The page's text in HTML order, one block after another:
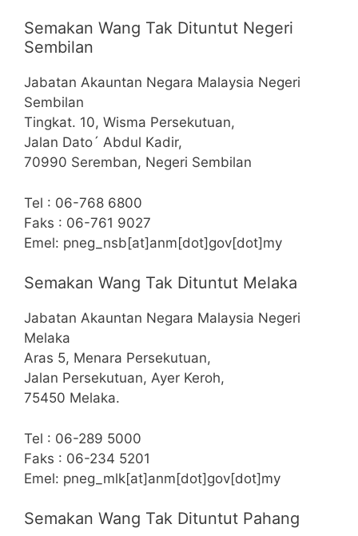
Semakan Wang Tak Dituntut Negeri
Sembilan
Jabatan Akauntan Negara Malaysia Negeri
Sembilan
Tingkat. 10, Wisma Persekutuan,
Jalan Dato´ Abdul Kadir,
70990 Seremban, Negeri Sembilan
Tel : 06-768 6800
Faks : 06-761 9027
Emel: pneg_nsb[at]anm[dot]gov[dot]my
Semakan Wang Tak Dituntut Melaka
Jabatan Akauntan Negara Malaysia Negeri
Melaka
Aras 5, Menara Persekutuan,
Jalan Persekutuan, Ayer Keroh,
75450 Melaka.
Tel : 06-289 5000
Faks : 06-234 5201
Emel: pneg_mlk[at]anm[dot]gov[dot]my
Semakan Wang Tak Dituntut Pahang